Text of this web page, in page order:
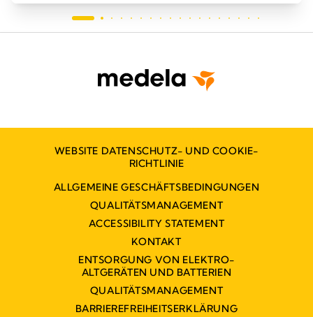
WEBSITE DATENSCHUTZ- UND COOKIE-
RICHTLINIE
ALLGEMEINE GESCHÄFTSBEDINGUNGEN
QUALITÄTSMANAGEMENT
ACCESSIBILITY STATEMENT
KONTAKT
ENTSORGUNG VON ELEKTRO-
ALTGERÄTEN UND BATTERIEN
QUALITÄTSMANAGEMENT
BARRIEREFREIHEITSERKLÄRUNG